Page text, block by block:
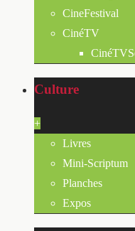
CineFestival
CinéTV
Culture
+
Livres
Mini-Scriptum
Planches
Expos